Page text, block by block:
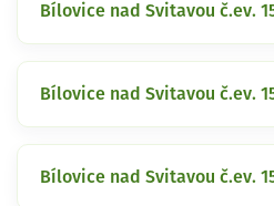
Bílovice nad Svitavou č.ev.
Bílovice nad Svitavou č.ev.
Bílovice nad Svitavou č.ev.